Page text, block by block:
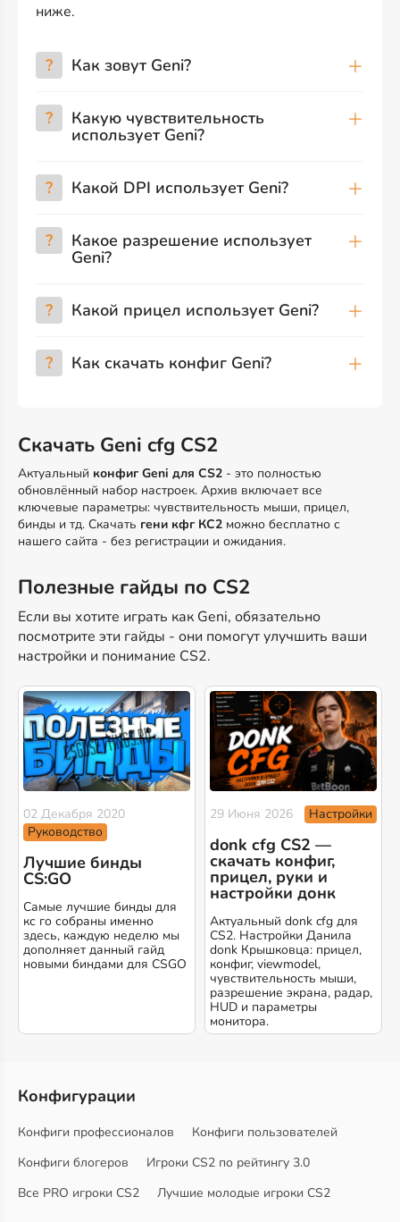
ниже.
? Как зовут Geni?
? Какую чувствительность
использует Geni?
? Какой DPI использует Geni?
? Какое разрешение использует
Geni?
? Какой прицел использует Geni?
? Как скачать конфиг Geni?
Скачать Geni cfg CS2
Актуальный конфиг Geni для CS2 - это полностью
обновлённый набор настроек. Архив включает все
ключевые параметры: чувствительность мыши, прицел,
бинды и тд. Скачать гени кфг КС2 можно бесплатно с
нашего сайта - без регистрации и ожидания.
Полезные гайды по CS2
Если вы хотите играть как Geni, обязательно
посмотрите эти гайды - они помогут улучшить ваши
настройки и понимание CS2.
02 Декабря 2020
Руководство
Лучшие бинды
CS:GO
Самые лучшие бинды для
кс го собраны именно
здесь, каждую неделю мы
дополняет данный гайд
новыми биндами для CSGO
29 Июня 2026 Настройки
donk cfg CS2 —
скачать конфиг,
прицел, руки и
настройки донк
Актуальный donk cfg для
CS2. Настройки Данила
donk Крышковца: прицел,
конфиг, viewmodel,
чувствительность мыши,
разрешение экрана, радар,
HUD и параметры
монитора.
Конфигурации
Конфиги профессионалов
Конфиги пользователей
Конфиги блогеров
Игроки CS2 по рейтингу 3.0
Все PRO игроки CS2
Лучшие молодые игроки CS2